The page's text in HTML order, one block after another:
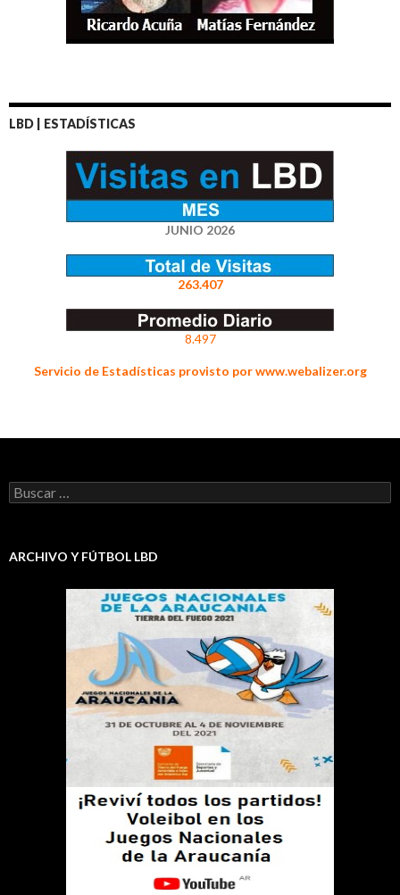
LBD | ESTADÍSTICAS
JUNIO 2026
263.407
8.497
Servicio de Estadísticas provisto por www.webalizer.org
Buscar:
ARCHIVO Y FÚTBOL LBD